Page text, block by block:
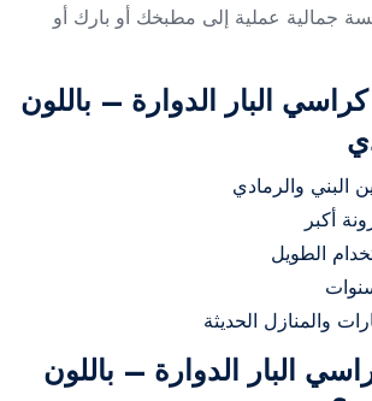
جمالية عملية إلى مطبخك أو بارك أو
البار الدوارة – باللون
البني والرمادي
أكبر
الطويل
والمنازل الحديثة
البار الدوارة – باللون